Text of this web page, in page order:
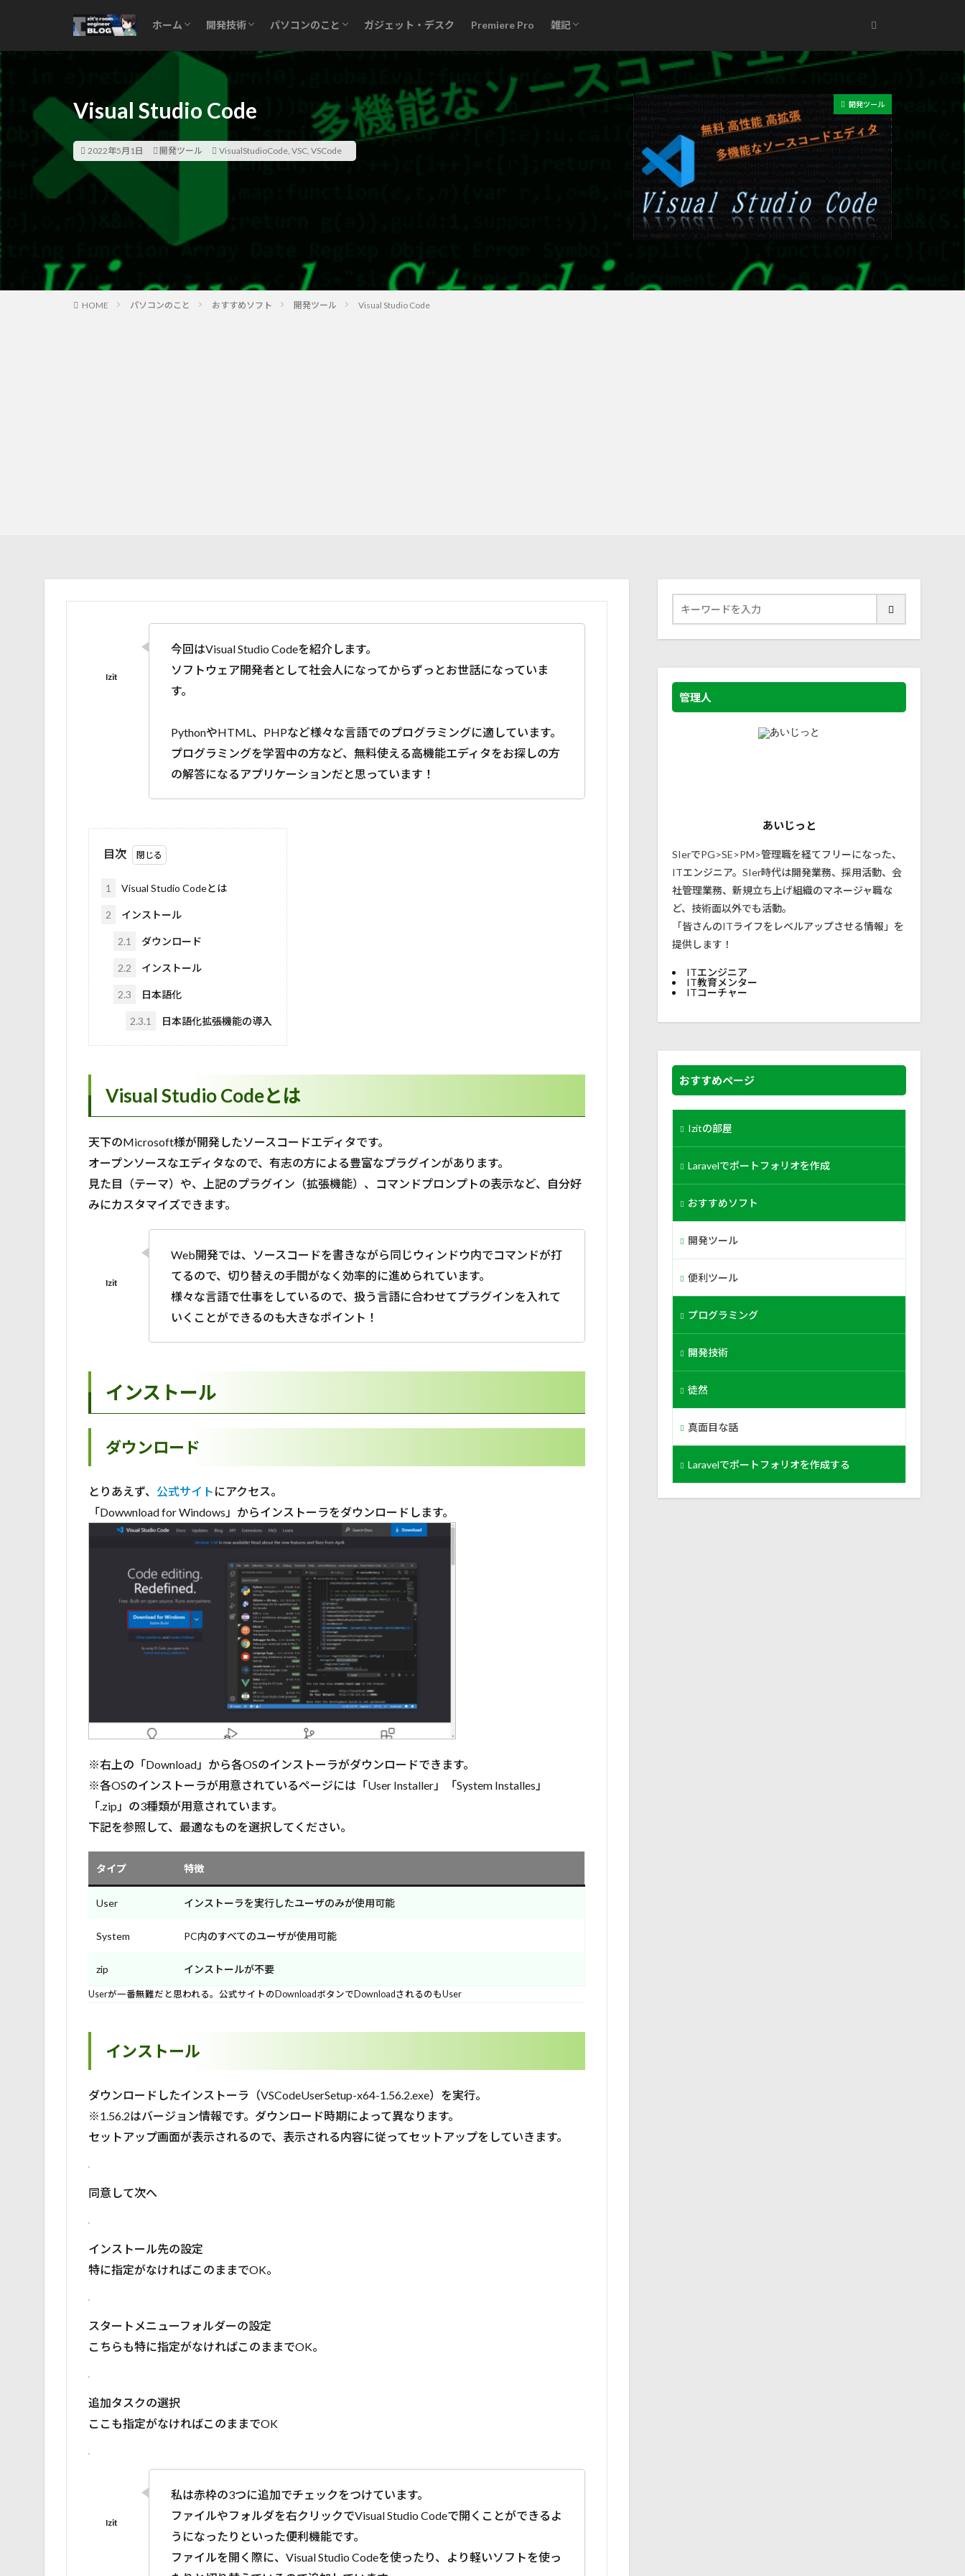
ホーム
Izitの部屋
Privacy Policy
お問い合わせ
サイトマップ
開発技術
技術ログ
プログラミング
パソコンのこと
PC便利
おすすめソフト
ガジェット・デスク Premiere Pro 雑記
徒然
Identity V
Visual Studio Code
2022年5月1日 開発ツール VisualStudioCode, VSC, VSCode
開発ツール
HOME パソコンのこと おすすめソフト 開発ツール Visual Studio Code
今回はVisual Studio Codeを紹介します。
ソフトウェア開発者として社会人になってからずっとお世話になっていま
す。
PythonやHTML、PHPなど様々な言語でのプログラミングに適しています。
プログラミングを学習中の方など、無料使える高機能エディタをお探しの方
の解答になるアプリケーションだと思っています！
目次
1 Visual Studio Codeとは
2 インストール
2.1 ダウンロード
2.2 インストール
2.3 日本語化
2.3.1 日本語化拡張機能の導入
Visual Studio Codeとは
天下のMicrosoft様が開発したソースコードエディタです。
オープンソースなエディタなので、有志の方による豊富なプラグインがあります。
見た目（テーマ）や、上記のプラグイン（拡張機能）、コマンドプロンプトの表示など、自分好
みにカスタマイズできます。
Web開発では、ソースコードを書きながら同じウィンドウ内でコマンドが打
てるので、切り替えの手間がなく効率的に進められています。
様々な言語で仕事をしているので、扱う言語に合わせてプラグインを入れて
いくことができるのも大きなポイント！
インストール
ダウンロード
とりあえず、 公式サイト にアクセス。
「Dowwnload for Windows」からインストーラをダウンロードします。
※右上の「Download」から各OSのインストーラがダウンロードできます。
※各OSのインストーラが用意されているページには「User Installer」「System Installes」
「.zip」の3種類が用意されています。
下記を参照して、最適なものを選択してください。
タイプ 特徴
User インストーラを実行したユーザのみが使用可能
System PC内のすべてのユーザが使用可能
zip インストールが不要
Userが一番無難だと思われる。公式サイトのDownloadボタンでDownloadされるのもUser
インストール
ダウンロードしたインストーラ（VSCodeUserSetup-x64-1.56.2.exe）を実行。
※1.56.2はバージョン情報です。ダウンロード時期によって異なります。
セットアップ画面が表示されるので、表示される内容に従ってセットアップをしていきます。
同意して次へ
インストール先の設定
特に指定がなければこのままでOK。
スタートメニューフォルダーの設定
こちらも特に指定がなければこのままでOK。
追加タスクの選択
ここも指定がなければこのままでOK
私は赤枠の3つに追加でチェックをつけています。
ファイルやフォルダを右クリックでVisual Studio Codeで開くことができるよ
うになったりといった便利機能です。
ファイルを開く際に、Visual Studio Codeを使ったり、より軽いソフトを使っ
管理人
あいじっと
SIerでPG>SE>PM>管理職を経てフリーになった、
ITエンジニア。SIer時代は開発業務、採用活動、会
社管理業務、新規立ち上げ組織のマネージャ職な
ど、技術面以外でも活動。
「皆さんのITライフをレベルアップさせる情報」を
提供します！
ITエンジニア
IT教育メンター
ITコーチャー
おすすめページ
Izitの部屋
Laravelでポートフォリオを作成
おすすめソフト
開発ツール
便利ツール
プログラミング
開発技術
徒然
真面目な話
Laravelでポートフォリオを作成する